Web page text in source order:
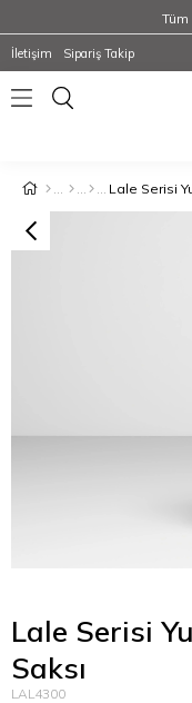
İletişim Sipariş Takip
Lale Serisi
Lale Serisi
Saksı
LAL4300